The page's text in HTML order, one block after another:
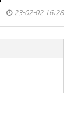
23-02-02 16:28